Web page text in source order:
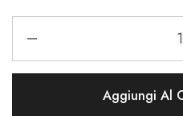
Aggiungi Al